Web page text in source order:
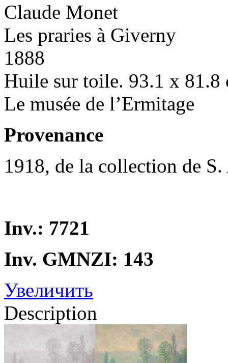
Claude Monet
Les praries à Giverny
1888
Huile sur toile. 93.1 x 81.8
Le musée de l’Ermitage
Provenance
1918, de la collection de
Inv.: 7721
Inv. GMNZI: 143
Увеличить
Description